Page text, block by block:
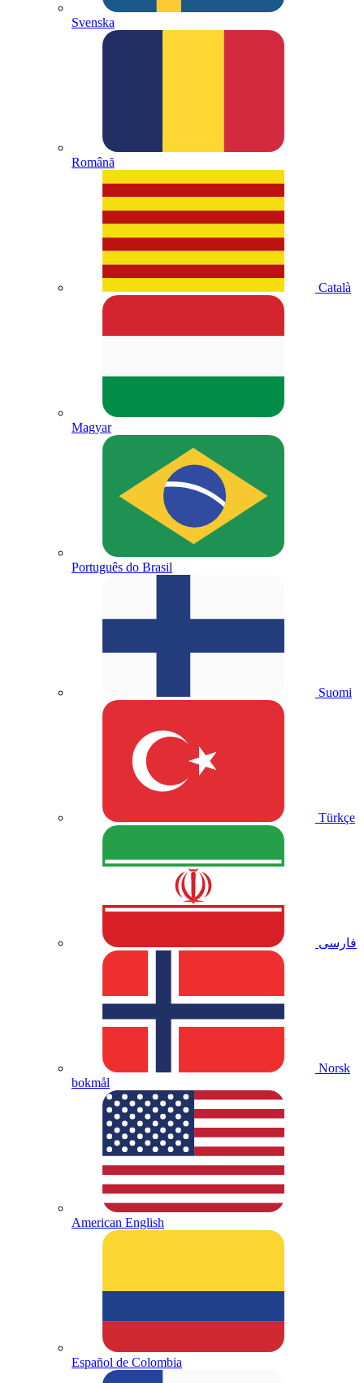
Svenska
Română
Català
Magyar
Português do Brasil
Suomi
Türkçe
فارسی
Norsk
bokmål
American English
Español de Colombia